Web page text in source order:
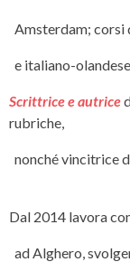
Amsterdam; corsi
e italiano-
Scrittrice e autrice
rubriche,
nonché vincitrice
Dal 2014 lavora
ad Alghero,